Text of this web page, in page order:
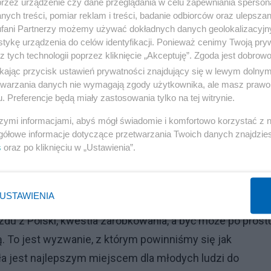
TVN24 o Kornhauser-Dudzie. "Nieprawdziwe
Reklama
z systemu edukacji starszych uczniów. Z raportu
do ukończenia szkoły, zwłaszcza między III a IV klasą
systemu „znika” wtedy nawet ok. 35 proc. rocznika.
edukacji przed uzyskaniem matury czy przed
z Polski, kwestia zarobkowania, a być może po
jest wyzwanie, z którym powinniśmy się jak
jest najlepszym miejscem dla młodych ludzi do
treści, pomiar reklam i treści, badanie odbiorców oraz
Partnerzy możemy używać dokładnych danych
urządzenia do celów identyfikacji. Ponieważ cenimy Twoją
tych technologii poprzez kliknięcie „Akceptuję”. Zgoda jest
przycisk ustawień prywatności znajdujący się w lewym
danych nie wymagają zgody użytkownika, ale masz
Preferencje będą miały zastosowania tylko na tej witrynie.
informacjami, abyś mógł świadomie i komfortowo korzystać z
informacje dotyczące przetwarzania Twoich danych
oraz po kliknięciu w „Ustawienia”.
USTAWIENIA